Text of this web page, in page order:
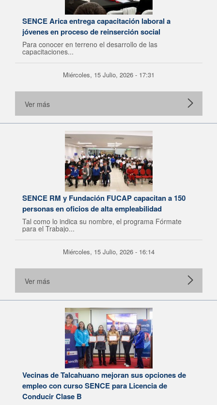
SENCE Arica entrega capacitación laboral a
jóvenes en proceso de reinserción social
Para conocer en terreno el desarrollo de las
capacitaciones...
Miércoles, 15 Julio, 2026 - 17:31
Ver más
SENCE RM y Fundación FUCAP capacitan a 150
personas en oficios de alta empleabilidad
Tal como lo indica su nombre, el programa Fórmate
para el Trabajo...
Miércoles, 15 Julio, 2026 - 16:14
Ver más
Vecinas de Talcahuano mejoran sus opciones de
empleo con curso SENCE para Licencia de
Conducir Clase B